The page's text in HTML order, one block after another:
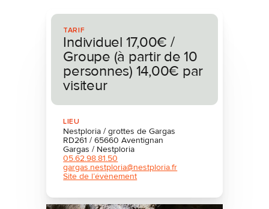
TARIF
Individuel 17,00€ /
Groupe (à partir de 10
personnes) 14,00€ par
visiteur
LIEU
Nestploria / grottes de Gargas
RD261 / 65660 Aventignan
Gargas / Nestploria
05.62.98.81.50
gargas.nestploria@nestploria.fr
Site de l’évènement